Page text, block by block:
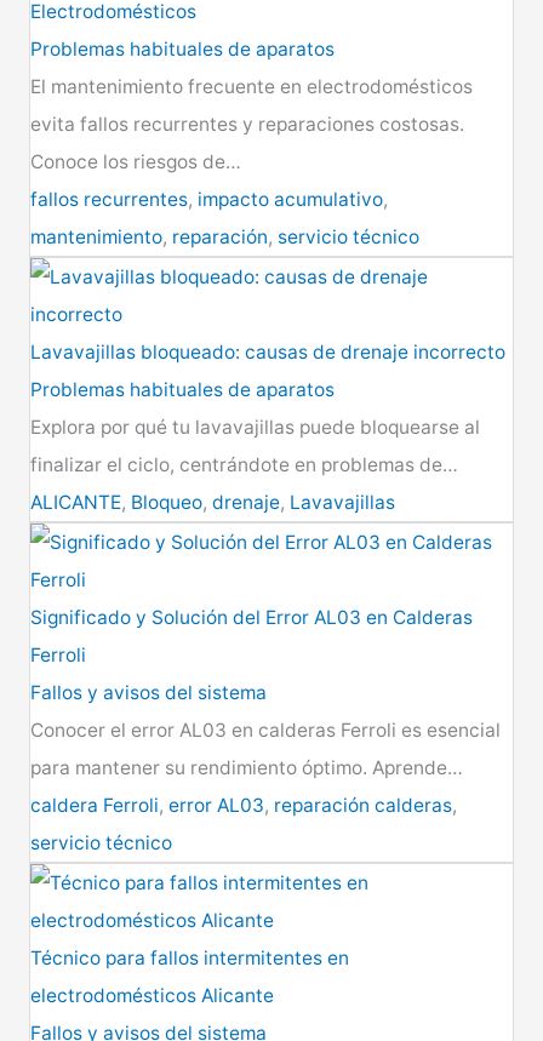
Electrodomésticos
Problemas habituales de aparatos
El mantenimiento frecuente en electrodomésticos
evita fallos recurrentes y reparaciones costosas.
Conoce los riesgos de…
fallos recurrentes, impacto acumulativo,
mantenimiento, reparación, servicio técnico
Lavavajillas bloqueado: causas de drenaje incorrecto
Problemas habituales de aparatos
Explora por qué tu lavavajillas puede bloquearse al
finalizar el ciclo, centrándote en problemas de…
ALICANTE, Bloqueo, drenaje, Lavavajillas
Significado y Solución del Error AL03 en Calderas
Ferroli
Fallos y avisos del sistema
Conocer el error AL03 en calderas Ferroli es esencial
para mantener su rendimiento óptimo. Aprende…
caldera Ferroli, error AL03, reparación calderas,
servicio técnico
Técnico para fallos intermitentes en
electrodomésticos Alicante
Fallos y avisos del sistema